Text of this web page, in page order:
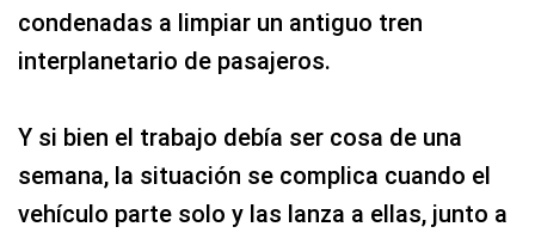
condenadas a limpiar un antiguo tren
interplanetario de pasajeros.
Y si bien el trabajo debía ser cosa de una
semana, la situación se complica cuando el
vehículo parte solo y las lanza a ellas, junto a